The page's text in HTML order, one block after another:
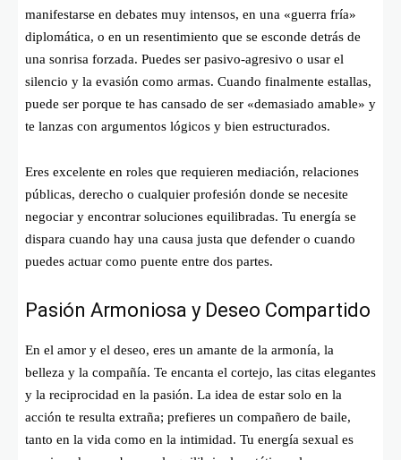
manifestarse en debates muy intensos, en una «guerra fría»
diplomática, o en un resentimiento que se esconde detrás de
una sonrisa forzada. Puedes ser pasivo-agresivo o usar el
silencio y la evasión como armas. Cuando finalmente estallas,
puede ser porque te has cansado de ser «demasiado amable» y
te lanzas con argumentos lógicos y bien estructurados.
Eres excelente en roles que requieren mediación, relaciones
públicas, derecho o cualquier profesión donde se necesite
negociar y encontrar soluciones equilibradas. Tu energía se
dispara cuando hay una causa justa que defender o cuando
puedes actuar como puente entre dos partes.
Pasión Armoniosa y Deseo Compartido
En el amor y el deseo, eres un amante de la armonía, la
belleza y la compañía. Te encanta el cortejo, las citas elegantes
y la reciprocidad en la pasión. La idea de estar solo en la
acción te resulta extraña; prefieres un compañero de baile,
tanto en la vida como en la intimidad. Tu energía sexual es